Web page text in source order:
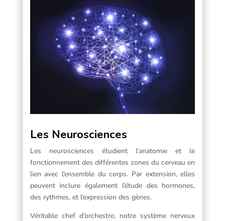
Les Neurosciences
Les neurosciences étudient l’anatomie et le
fonctionnement des différentes zones du cerveau en
lien avec l’ensemble du corps. Par extension, elles
peuvent inclure également l’étude des hormones,
des rythmes, et l’expression des gènes.
Véritable chef d’orchestre, notre système nerveux